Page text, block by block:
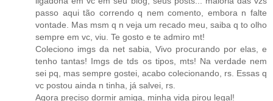
passo aqui tão correndo q nem comento, embora n falte
vontade. Mas msm q n veja um recado meu, saiba q to olho
sempre em vc, viu. Te gosto e te admiro mt!
Coleciono imgs da net sabia, Vivo procurando por elas, e
tenho tantas! Imgs de tds os tipos, mts! Na verdade nem
sei pq, mas sempre gostei, acabo colecionando, rs. Essas q
vc postou ainda n tinha, já salvei, rs.
Agora preciso dormir amiga, minha vida pirou legal!